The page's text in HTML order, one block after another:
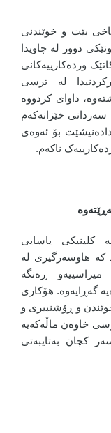
بێت و خوێندنی
دوور لە چاویدا
وردەکارییەکانی
لە ترسی
داوای کردووە
خێزانەکەم
بۆ ئەوەی
ناکەم.
کلینیکی یاسایی
کە هاوسەرگیری لە
ڕەنگە
گەڕایەوە. هۆکاری
و ڕۆشنبیری و
خاوەن ماڵەکەیە
کچان بەتایبەتی